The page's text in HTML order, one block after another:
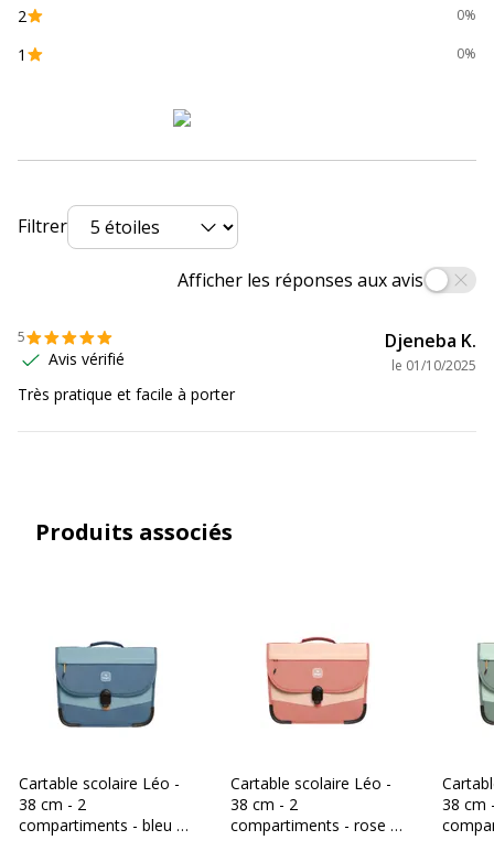
2 0%
1 0%
Filtrer
Afficher les réponses aux avis
5
Avis vérifié
Djeneba K.
le 01/10/2025
Très pratique et facile à porter
Produits associés
Cartable scolaire Léo -
38 cm - 2
compartiments - bleu -
Cartable scolaire Léo -
38 cm - 2
compartiments - rose -
38 cm